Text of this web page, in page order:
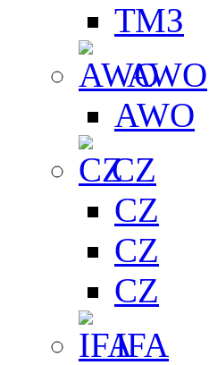
ТМЗ
AWO
AWO
CZ
CZ
CZ
CZ
IFA